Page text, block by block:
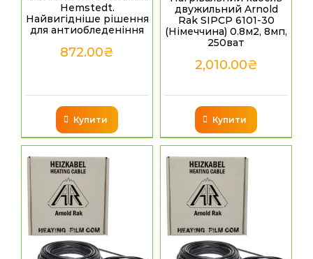
Hemstedt.
Найвигідніше рішення
для антиобледеніння
872.00₴
Купити
двужильний Arnold
Rak SIPCP 6101-30
(Німеччина) 0.8м2, 8мп,
250ват
2,010.00₴
Купити